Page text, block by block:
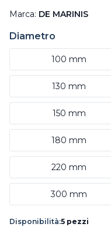
Marca: DE MARINIS
Diametro
100 mm
130 mm
150 mm
180 mm
220 mm
300 mm
Disponibilità:5 pezzi